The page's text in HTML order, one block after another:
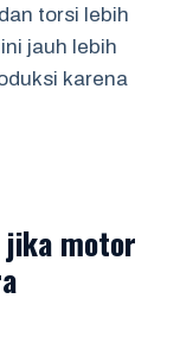
torsi lebih
jauh lebih
karena
motor